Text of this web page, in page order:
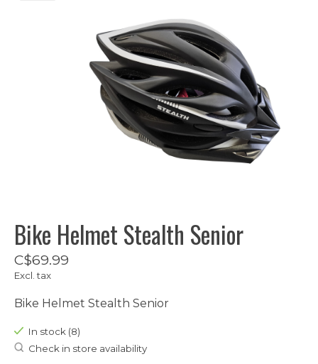
Bike Helmet Stealth Senior
C$69.99
Excl. tax
Bike Helmet Stealth Senior
In stock (8)
Check in store availability